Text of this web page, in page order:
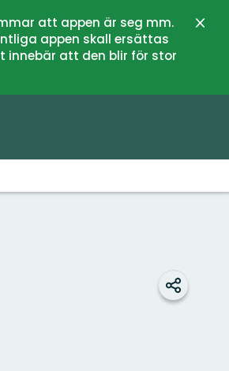
att appen är seg mm.
appen skall ersättas
innebär att den blir för stor
Lukk
Del